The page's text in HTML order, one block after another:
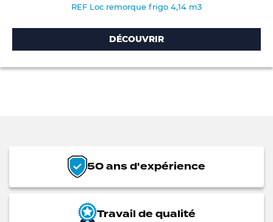
REF Loc remorque frigo 4,14 m3
DÉCOUVRIR
50 ans d'expérience
Travail de qualité